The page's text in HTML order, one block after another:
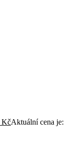
KčAktuální cena je: